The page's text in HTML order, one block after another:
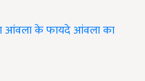
आंवला के फायदेआंवला का